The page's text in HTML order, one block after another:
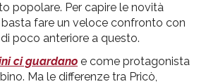
popolare. Per capire le novità
fare un veloce confronto con
di poco anteriore a questo.
ci guardano e come protagonista
Ma le differenze tra Pricò,